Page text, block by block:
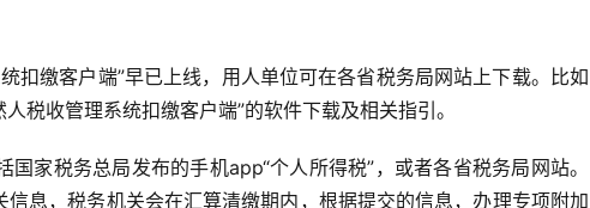
扣缴客户端”早已上线，用人单位可在各省税务局网站上下载。比如
税收管理系统扣缴客户端”的软件下载及相关指引。
家税务总局发布的手机app“个人所得税”，或者各省税务局网站。
息，税务机关会在汇算清缴期内，根据提交的信息，办理专项附加